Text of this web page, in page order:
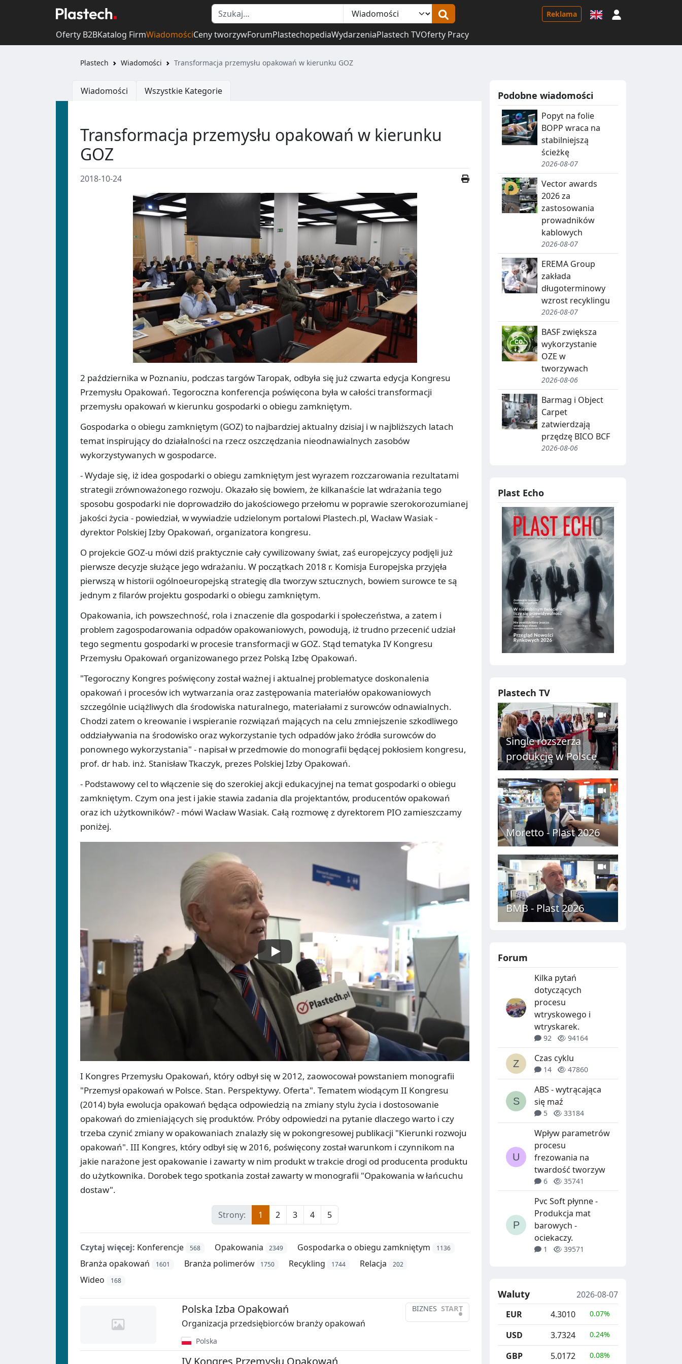
Reklama
Oferty B2BKatalog FirmWiadomościCeny tworzywForumPlastechopediaWydarzeniaPlastech TVOferty Pracy
Plastech Wiadomości Transformacja przemysłu opakowań w kierunku GOZ
Wiadomości Wszystkie Kategorie
Transformacja przemysłu opakowań w kierunku
GOZ
2018-10-24
2 października w Poznaniu, podczas targów Taropak, odbyła się już czwarta edycja Kongresu
Przemysłu Opakowań. Tegoroczna konferencja poświęcona była w całości transformacji
przemysłu opakowań w kierunku gospodarki o obiegu zamkniętym.
Gospodarka o obiegu zamkniętym (GOZ) to najbardziej aktualny dzisiaj i w najbliższych latach
temat inspirujący do działalności na rzecz oszczędzania nieodnawialnych zasobów
wykorzystywanych w gospodarce.
- Wydaje się, iż idea gospodarki o obiegu zamkniętym jest wyrazem rozczarowania rezultatami
strategii zrównoważonego rozwoju. Okazało się bowiem, że kilkanaście lat wdrażania tego
sposobu gospodarki nie doprowadziło do jakościowego przełomu w poprawie szerokorozumianej
jakości życia - powiedział, w wywiadzie udzielonym portalowi Plastech.pl, Wacław Wasiak -
dyrektor Polskiej Izby Opakowań, organizatora kongresu.
O projekcie GOZ-u mówi dziś praktycznie cały cywilizowany świat, zaś europejczycy podjęli już
pierwsze decyzje służące jego wdrażaniu. W początkach 2018 r. Komisja Europejska przyjęła
pierwszą w historii ogólnoeuropejską strategię dla tworzyw sztucznych, bowiem surowce te są
jednym z filarów projektu gospodarki o obiegu zamkniętym.
Opakowania, ich powszechność, rola i znaczenie dla gospodarki i społeczeństwa, a zatem i
problem zagospodarowania odpadów opakowaniowych, powodują, iż trudno przecenić udział
tego segmentu gospodarki w procesie transformacji w GOZ. Stąd tematyka IV Kongresu
Przemysłu Opakowań organizowanego przez Polską Izbę Opakowań.
"Tegoroczny Kongres poświęcony został ważnej i aktualnej problematyce doskonalenia
opakowań i procesów ich wytwarzania oraz zastępowania materiałów opakowaniowych
szczególnie uciążliwych dla środowiska naturalnego, materiałami z surowców odnawialnych.
Chodzi zatem o kreowanie i wspieranie rozwiązań mających na celu zmniejszenie szkodliwego
oddziaływania na środowisko oraz wykorzystanie tych odpadów jako źródła surowców do
ponownego wykorzystania" - napisał w przedmowie do monografii będącej pokłosiem kongresu,
prof. dr hab. inż. Stanisław Tkaczyk, prezes Polskiej Izby Opakowań.
- Podstawowy cel to włączenie się do szerokiej akcji edukacyjnej na temat gospodarki o obiegu
zamkniętym. Czym ona jest i jakie stawia zadania dla projektantów, producentów opakowań
oraz ich użytkowników? - mówi Wacław Wasiak. Całą rozmowę z dyrektorem PIO zamieszczamy
poniżej.
I Kongres Przemysłu Opakowań, który odbył się w 2012, zaowocował powstaniem monografii
"Przemysł opakowań w Polsce. Stan. Perspektywy. Oferta". Tematem wiodącym II Kongresu
(2014) była ewolucja opakowań będąca odpowiedzią na zmiany stylu życia i dostosowanie
opakowań do zmieniających się produktów. Próby odpowiedzi na pytanie dlaczego warto i czy
trzeba czynić zmiany w opakowaniach znalazły się w pokongresowej publikacji "Kierunki rozwoju
opakowań". III Kongres, który odbył się w 2016, poświęcony został warunkom i czynnikom na
jakie narażone jest opakowanie i zawarty w nim produkt w trakcie drogi od producenta produktu
do użytkownika. Dorobek tego spotkania został zawarty w monografii "Opakowania w łańcuchu
dostaw".
Strony: 1 2 3 4 5
Czytaj więcej: Konferencje 568 Opakowania 2349 Gospodarka o obiegu zamkniętym 1136
Branża opakowań 1601 Branża polimerów 1750 Recykling 1744 Relacja 202
Wideo 168
BIZNES START
•
Polska Izba Opakowań
Organizacja przedsiębiorców branży opakowań
Polska
Podobne wiadomości
Popyt na folie
BOPP wraca na
stabilniejszą
ścieżkę
2026-08-07
Vector awards
2026 za
zastosowania
prowadników
kablowych
2026-08-07
EREMA Group
zakłada
długoterminowy
wzrost recyklingu
2026-08-07
BASF zwiększa
wykorzystanie
OZE w
tworzywach
2026-08-06
Barmag i Object
Carpet
zatwierdzają
przędzę BICO BCF
2026-08-06
Plast Echo
Plastech TV
Single rozszerza
produkcję w Polsce
Moretto - Plast 2026
BMB - Plast 2026
Forum
Kilka pytań
dotyczących
procesu
wtryskowego i
wtryskarek.
92 94164
Czas cyklu
14 47860
ABS - wytrącająca
się maź
5 33184
Wpływ parametrów
procesu
frezowania na
twardość tworzyw
6 35741
Pvc Soft płynne -
Produkcja mat
barowych -
ociekaczy.
1 39571
Waluty
2026-08-07
EUR
4.3010 0.07%
USD 3.7324 0.24%
GBP 5.0172 0.08%